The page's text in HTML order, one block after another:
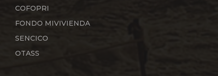
COFOPRI
FONDO MIVIVIENDA
SENCICO
OTASS